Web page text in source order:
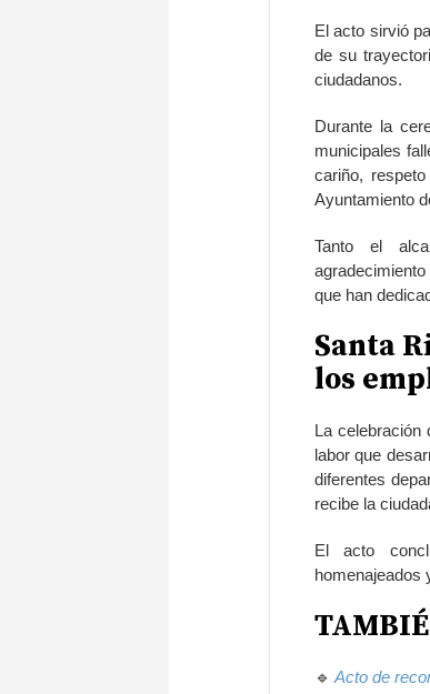
El acto sirvió
de su
ciudadanos.
Durante la
municipales
cariño,
Ayuntamiento
Tanto el
que han
Santa
los
La celebración
labor que
diferentes
recibe la
El acto
homenajeados
🔹 Acto de